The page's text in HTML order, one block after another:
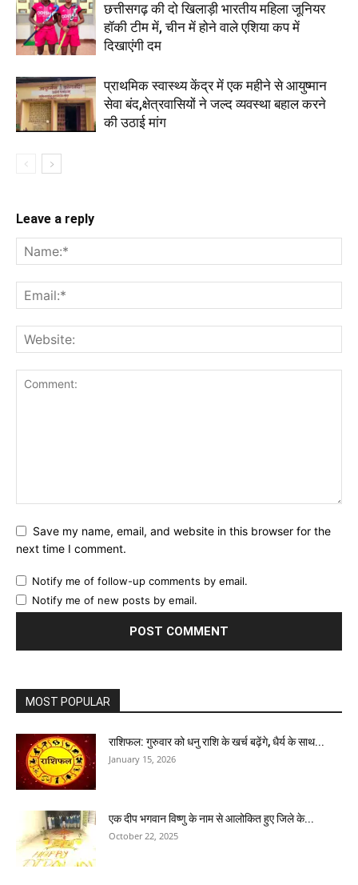
छत्तीसगढ़ की दो खिलाड़ी भारतीय महिला जूनियर
हॉकी टीम में, चीन में होने वाले एशिया कप में
दिखाएंगी दम
प्राथमिक स्वास्थ्य केंद्र में एक महीने से आयुष्मान
सेवा बंद,क्षेत्रवासियों ने जल्द व्यवस्था बहाल करने
की उठाई मांग
Leave a reply
Save my name, email, and website in this browser for the
next time I comment.
Notify me of follow-up comments by email.
Notify me of new posts by email.
MOST POPULAR
राशिफल: गुरुवार को धनु राशि के खर्च बढ़ेंगे, धैर्य के साथ...
January 15, 2026
एक दीप भगवान विष्णु के नाम से आलोकित हुए जिले के...
October 22, 2025